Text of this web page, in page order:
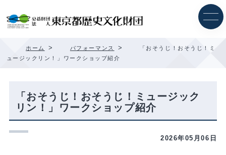
ホーム > パフォーマンス >
「おそうじ！おそうじ！ミ
ュージックリン！」ワークショップ紹介
「おそうじ！おそうじ！ミュージック
リン！」ワークショップ紹介
2026年05月06日